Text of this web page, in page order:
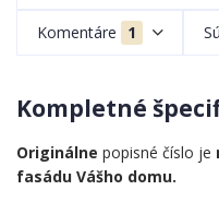
Komentáre 1
Kompletné
Originálne popisné číslo je
fasádu Vášho domu.